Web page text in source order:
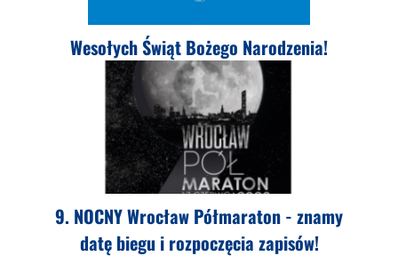
Wesołych Świąt Bożego Narodzenia!
9. NOCNY Wrocław Półmaraton - znamy
datę biegu i rozpoczęcia zapisów!